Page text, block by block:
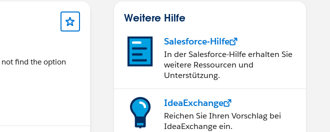
not find the option
Weitere Hilfe
Salesforce-Hilfe
In der Salesforce-Hilfe erhalten Sie
weitere Ressourcen und
Unterstützung.
IdeaExchange
Reichen Sie Ihren Vorschlag bei
IdeaExchange ein.